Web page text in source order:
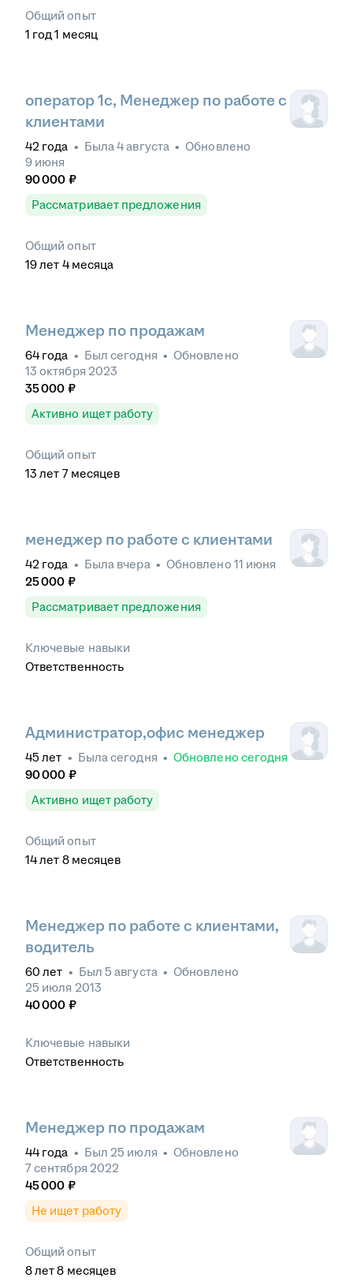
Общий опыт
1 год 1 месяц
оператор 1с, Менеджер по работе с
клиентами
42 года • Была4 августа • Обновлено
9 июня
90 000 ₽
Рассматривает предложения
Общий опыт
19лет 4 месяца
Менеджер по продажам
64 года • Был сегодня • Обновлено
13 октября 2023
35 000 ₽
Активно ищет работу
Общий опыт
13 лет 7 месяцев
менеджер по работе с клиентами
42 года • Была вчера • Обновлено 11 июня
25 000 ₽
Рассматривает предложения
Ключевые навыки
Ответственность
Администратор,офис менеджер
45 лет • Быласегодня • Обновлено сегодня
90 000 ₽
Активно ищет работу
Общий опыт
14лет 8 месяцев
Менеджер по работе с клиентами,
водитель
60 лет • Был 5 августа • Обновлено
25 июля 2013
40 000 ₽
Ключевые навыки
Ответственность
Менеджер по продажам
44 года • Был 25 июля • Обновлено
7 сентября 2022
45 000 ₽
Не ищет работу
Общий опыт
8лет 8 месяцев